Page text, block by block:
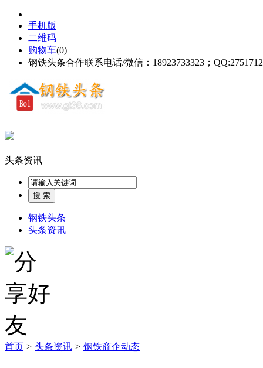
手机版
二维码
购物车(0)
钢铁头条合作联系电话/微信：18923733323；
头条资讯
钢铁头条
头条资讯
首页 > 头条资讯 > 钢铁商企动态